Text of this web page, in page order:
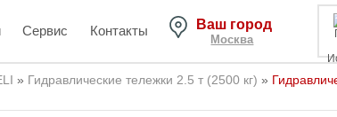
Сервис Контакты Ваш город
Москва
» Гидравлические тележки 2.5 т (2500 кг) »